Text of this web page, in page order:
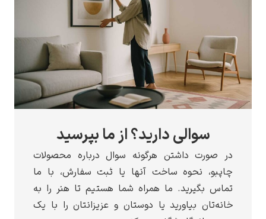
سوالی دارید؟ از ما بپرسید
در صورت داشتن هرگونه سوال درباره محصولات
چاپبو، نحوه ساخت آنها یا ثبت سفارش، با ما
تماس بگیرید. ما همراه شما هستیم تا هنر را به
خانه‌تان بیاورید یا دوستان و عزیزانتان را با یک